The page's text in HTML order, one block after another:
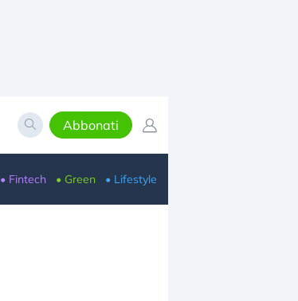
Abbonati
• Fintech • Green • Lifestyle